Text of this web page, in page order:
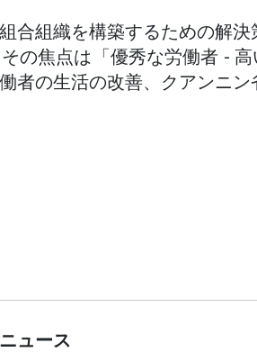
合組織を構築するための解決
の焦点は「優秀な労働者 -
者の生活の改善、クアンニン
ュース